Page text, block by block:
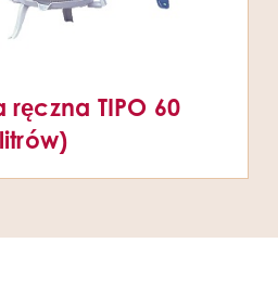
ręczna TIPO 60